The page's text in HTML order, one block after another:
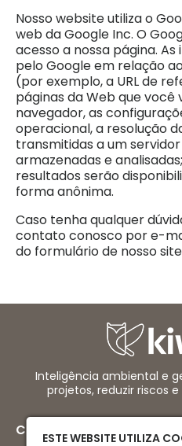
Nosso website utiliza o
web da Google Inc. O
acesso a nossa página.
pelo Google em relação
(por exemplo, a URL de
páginas da Web que você
navegador, as
operacional, a resolução
transmitidas a um
armazenadas e
resultados serão
forma anônima.
Caso tenha qualquer
contato conosco por e-
do formulário de nosso
Inteligência ambiental e
projetos, reduzir riscos e
Contatos
ESTE WEBSITE UTILIZA